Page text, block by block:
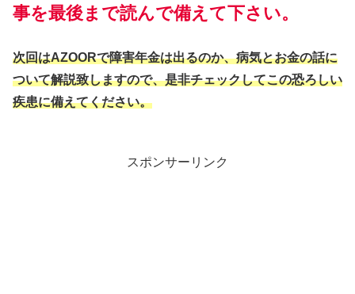
事を最後まで読んで備えて下さい。
次回はAZOORで障害年金は出るのか、病気とお金の話に
ついて解説致しますので、是非チェックしてこの恐ろしい
疾患に備えてください。
スポンサーリンク